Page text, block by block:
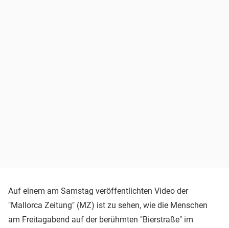
Auf einem am Samstag veröffentlichten Video der
"Mallorca Zeitung" (MZ) ist zu sehen, wie die Menschen
am Freitagabend auf der berühmten "Bierstraße" im